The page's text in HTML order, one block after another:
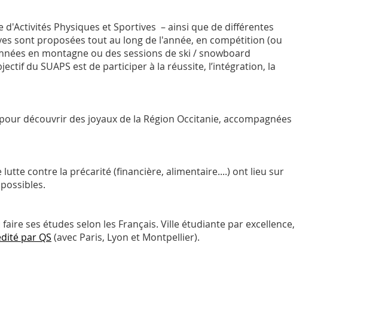
d'Activités Physiques et Sportives – ainsi que de différentes
sont proposées tout au long de l'année, en compétition (ou
en montagne ou des sessions de ski / snowboard
du SUAPS est de participer à la réussite, l’intégration, la
découvrir des joyaux de la Région Occitanie, accompagnées
contre la précarité (financière, alimentaire....) ont lieu sur
ses études selon les Français. Ville étudiante par excellence,
par QS (avec Paris, Lyon et Montpellier).